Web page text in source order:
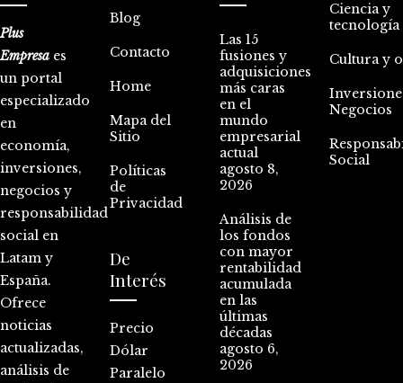
Plus
Empresa es
un portal
especializado
en
economía,
inversiones,
negocios y
responsabilidad
social en
Latam y
España.
Ofrece
noticias
actualizadas,
análisis de
Blog
Contacto
Home
Mapa del
Sitio
Políticas
de
Privacidad
De
Interés
Precio
Dólar
Paralelo
Las 15
fusiones y
adquisiciones
más caras
en el
mundo
empresarial
actual
agosto 8,
2026
Análisis de
los fondos
con mayor
rentabilidad
acumulada
en las
últimas
décadas
agosto 6,
2026
Ciencia y
tecnología
Cultura y
Negocios
Social